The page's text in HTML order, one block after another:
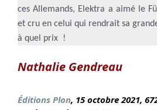
ces Allemands, Elektra a aimé le
et cru en celui qui rendrait sa
à quel prix !
Nathalie Gendreau
Éditions Plon, 15 octobre2021,